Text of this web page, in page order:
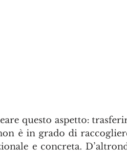
questo aspetto:
è in grado di
e concreta.